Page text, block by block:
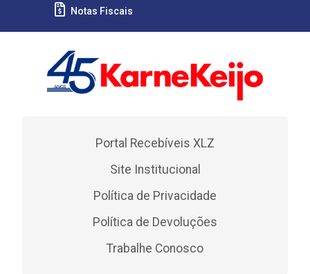
Notas Fiscais
Portal Recebíveis XLZ
Site Institucional
Política de Privacidade
Política de Devoluções
Trabalhe Conosco